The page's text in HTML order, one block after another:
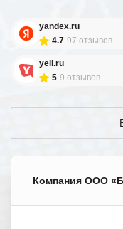
yandex.ru
4.7 97 отзывов
yell.ru
5 9 отзывов
Компания ООО